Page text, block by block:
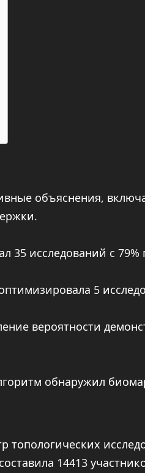
объяснения,
35 исследований с 79%
5
вероятности
обнаружил
топологических
14413